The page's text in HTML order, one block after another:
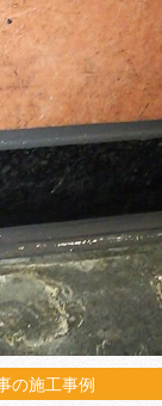
の施工事例